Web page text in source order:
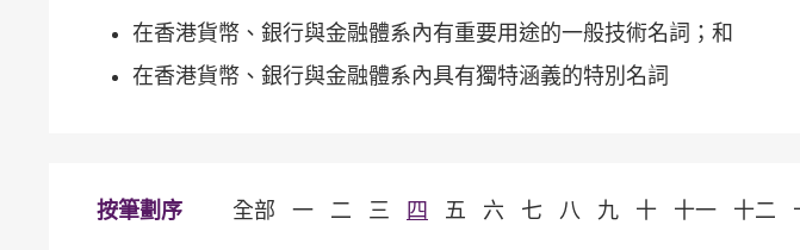
在香港貨幣、銀行與金融體系內有重要用途的一般技術名詞；和
在香港貨幣、銀行與金融體系內具有獨特涵義的特別名詞
按筆劃序 全部 一 二 三 四 五 六 七 八 九 十 十一 十二